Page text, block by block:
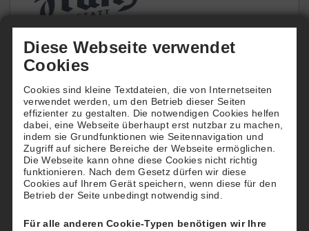
Buchen Sie hier ihre Tennisplätze online. Wir
freuen uns auf Sie.
Diese Webseite verwendet
Cookies
Cookies sind kleine Textdateien, die von Internetseiten
verwendet werden, um den Betrieb dieser Seiten
effizienter zu gestalten. Die notwendigen Cookies helfen
dabei, eine Webseite überhaupt erst nutzbar zu machen,
indem sie Grundfunktionen wie Seitennavigation und
Zugriff auf sichere Bereiche der Webseite ermöglichen.
Die Webseite kann ohne diese Cookies nicht richtig
funktionieren. Nach dem Gesetz dürfen wir diese
Cookies auf Ihrem Gerät speichern, wenn diese für den
Betrieb der Seite unbedingt notwendig sind.
Für alle anderen Cookie-Typen benötigen wir Ihre